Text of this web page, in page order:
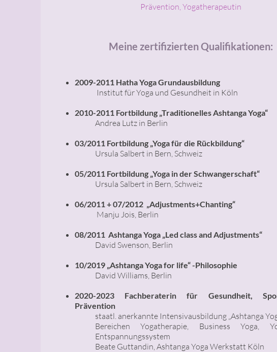
Prävention, Yogatherapeutin
Meine zertifizierten Qualifikationen:
2009-2011 Hatha Yoga Grundausbildung
Institut für Yoga und Gesundheit in Köln
2010-2011 Fortbildung „Traditionelles Ashtanga Yoga“
Andrea Lutz in Berlin
03/2011 Fortbildung „Yoga für die Rückbildung“
Ursula Salbert in Bern, Schweiz
05/2011 Fortbildung „Yoga in der Schwangerschaft“
Ursula Salbert in Bern, Schweiz
06/2011 + 07/2012 „Adjustments+Chanting“
Manju Jois, Berlin
08/2011 Ashtanga Yoga „Led class and Adjustments“
David Swenson, Berlin
10/2019„Ashtanga Yoga for life“ -Philosophie
David Williams, Berlin
2020-2023 Fachberaterin für Gesundheit,
Prävention
staatl. anerkannte Intensivausbildung „Ashtanga
Bereichen Yogatherapie, Business Yoga,
Entspannungssystem
Beate Guttandin,Ashtanga Yoga Werkstatt Köln